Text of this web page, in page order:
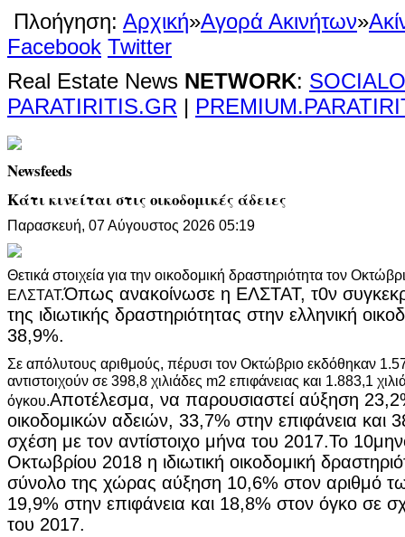
Πλοήγηση: Αρχική»Αγορά Ακινήτων»
Facebook Twitter
Real Estate News NETWORK:
PARATIRITIS.GR |
Newsfeeds
Κάτι κινείται στις οικοδομικές άδειες
Παρασκευή, 07 Αύγουστος 2026 05:19
Θετικά στοιχεία για την οικοδομική δραστηριότητα τον
ΕΛΣΤΑΤ.Όπως ανακοίνωσε η ΕΛΣΤΑΤ, τ0ν
της ιδιωτικής δραστηριότητας στην ελληνική
38,9%.
Σε απόλυτους αριθμούς, πέρυσι τον Οκτώβριο εκδόθηκαν
αντιστοιχούν σε 398,8 χιλιάδες m2 επιφάνειας και 1.883,1
όγκου.Αποτέλεσμα, να παρουσιαστεί αύξηση
οικοδομικών αδειών, 33,7% στην επιφάνεια και
σχέση με τον αντίστοιχο μήνα του 2017.Το
Οκτωβρίου 2018 η ιδιωτική οικοδομική
σύνολο της χώρας αύξηση 10,6% στον αριθμό
19,9% στην επιφάνεια και 18,8% στον όγκο σε
του 2017.